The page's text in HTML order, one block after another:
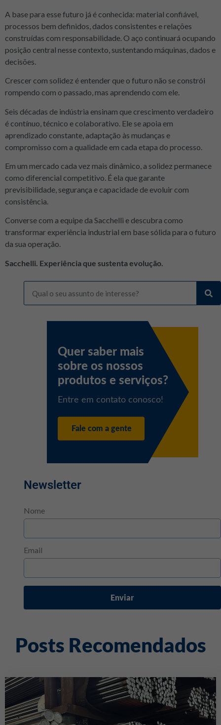
A base para esse futuro já é conhecida: material confiável,
processos bem definidos, dados consistentes e relações
construídas com responsabilidade. O aço continuará ocupando
posição central nesse contexto, sustentando máquinas, dados e
decisões.
Crescer com solidez é entender que o futuro não se constrói
rompendo com o passado, mas aprendendo com ele.
Seis décadas de indústria ensinam que crescimento verdadeiro
é contínuo, técnico e colaborativo. Ele se apoia em
aprendizado constante, adaptação às mudanças e
compromisso com a qualidade em cada etapa do processo.
Em um mercado cada vez mais dinâmico, a solidez permanece
como diferencial competitivo. É ela que garante
previsibilidade, segurança e capacidade de evoluir com
consistência.
Converse com a equipe da Sacchelli e descubra como
transformar experiência industrial em base sólida para o futuro
da sua operação.
Sacchelli. Experiência que sustenta evolução.
Newsletter
Nome
Email
Enviar
Posts Recomendados